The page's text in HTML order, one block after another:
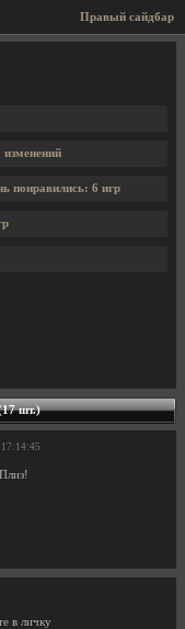
Правый сайдбар
понравились: 6 игр
шт.)
17:14:45
в личку